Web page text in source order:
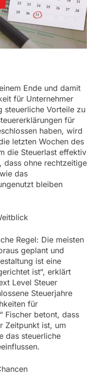
Ende und damit
für Unternehmer
steuerliche Vorteile zu
für
haben, wird
letzten Wochen des
die Steuerlast effektiv
dass ohne rechtzeitige
das
bleiben
Regel: Die meisten
geplant und
ist eine
ist“, erklärt
Level Steuer
Steuerjahre
für
Fischer betont, dass
Zeitpunkt ist, um
das steuerliche